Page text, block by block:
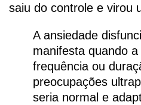
saiu do controle e virou
A ansiedade
manifesta quando
frequência ou
preocupações
seria normal e